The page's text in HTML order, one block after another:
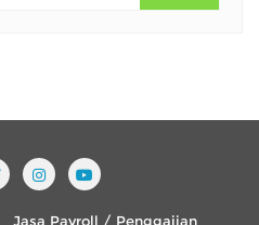
Jasa Payroll / Penggajian